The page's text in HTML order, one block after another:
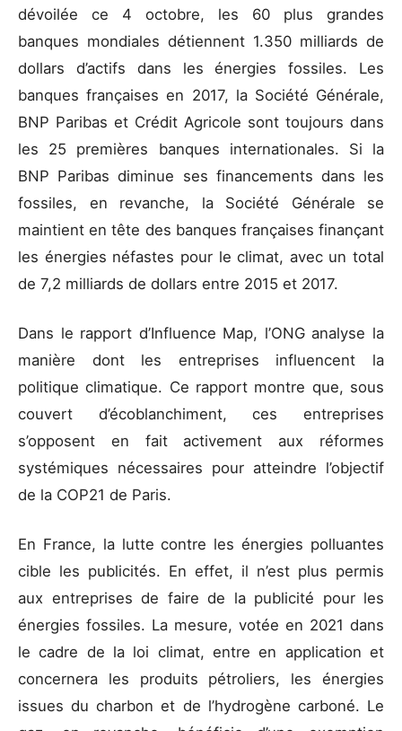
dévoilée ce 4 octobre, les 60 plus grandes
banques mondiales détiennent 1.350 milliards de
dollars d’actifs dans les énergies fossiles. Les
banques françaises en 2017, la Société Générale,
BNP Paribas et Crédit Agricole sont toujours dans
les 25 premières banques internationales. Si la
BNP Paribas diminue ses financements dans les
fossiles, en revanche, la Société Générale se
maintient en tête des banques françaises finançant
les énergies néfastes pour le climat, avec un total
de 7,2 milliards de dollars entre 2015 et 2017.
Dans le rapport d’Influence Map, l’ONG analyse la
manière dont les entreprises influencent la
politique climatique. Ce rapport montre que, sous
couvert d’écoblanchiment, ces entreprises
s’opposent en fait activement aux réformes
systémiques nécessaires pour atteindre l’objectif
de la COP21 de Paris.
En France, la lutte contre les énergies polluantes
cible les publicités. En effet, il n’est plus permis
aux entreprises de faire de la publicité pour les
énergies fossiles. La mesure, votée en 2021 dans
le cadre de la loi climat, entre en application et
concernera les produits pétroliers, les énergies
issues du charbon et de l’hydrogène carboné. Le